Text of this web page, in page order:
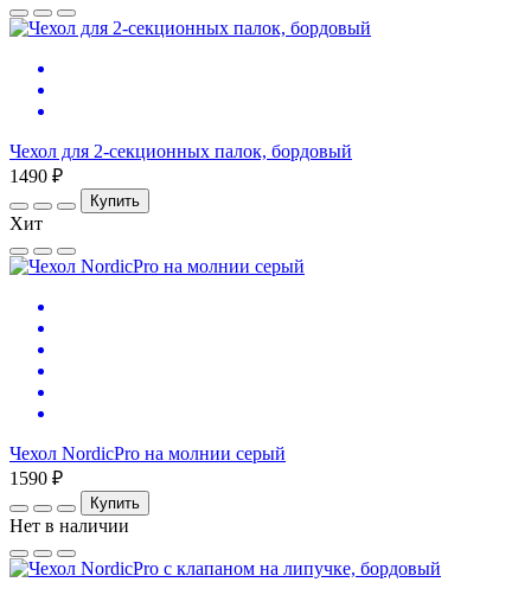
Чехол для 2-секционных палок, бордовый
1490 ₽
Купить
Хит
Чехол NordicPro на молнии серый
1590 ₽
Купить
Нет в наличии